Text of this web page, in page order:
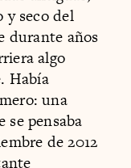
y seco del
durante años
algo
Había
una
se pensaba
de 2012